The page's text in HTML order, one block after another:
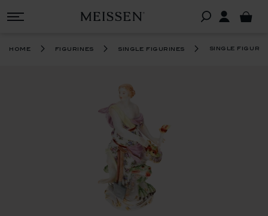
home figurines single figurines single